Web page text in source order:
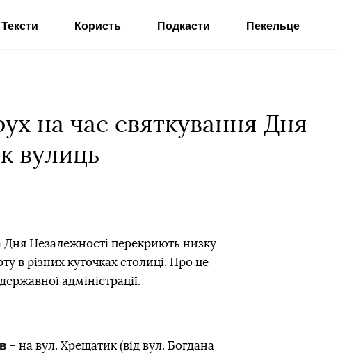
Тексти Користь Подкасти Пекельце
на час святкування Дня
вулиць
Дня Незалежності перекриють низку
в різних куточках столиці. Про це
адміністрації.
– на вул. Хрещатик (від вул. Богдана